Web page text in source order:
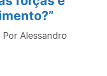
Por Alessandro